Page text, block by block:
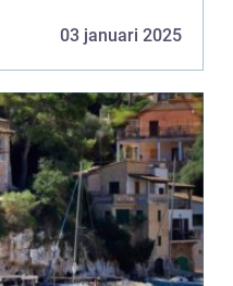
03 januari 2025